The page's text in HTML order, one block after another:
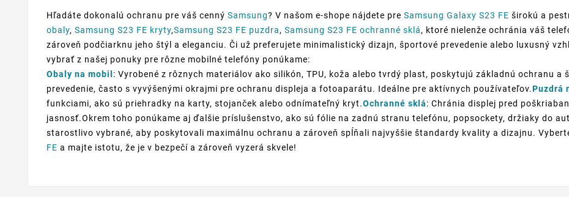
Hľadáte dokonalú ochranu pre váš cenný Samsung? V našom e-shope nájdete pre Samsung Galaxy S23 FE širokú a
obaly, Samsung S23 FE kryty,Samsung S23 FE puzdra, Samsung S23 FE ochranné sklá, ktoré nielenže ochránia váš
zároveň podčiarknu jeho štýl a eleganciu. Či už preferujete minimalistický dizajn, športové prevedenie alebo luxusný
vybrať z našej ponuky pre rôzne mobilné telefóny ponúkame:
Obaly na mobil : Vyrobené z rôznych materiálov ako silikón, TPU, koža alebo tvrdý plast, poskytujú základnú ochranu a
prevedenie, často s vyvýšenými okrajmi pre ochranu displeja a fotoaparátu. Ideálne pre aktívnych používateľov.Puzdrá
funkciami, ako sú priehradky na karty, stojanček alebo odnímateľný kryt.Ochranné sklá: Chránia displej pred
jasnosť.Okrem toho ponúkame aj ďalšie príslušenstvo, ako sú fólie na zadnú stranu telefónu, popsockety, držiaky do
starostlivo vybrané, aby poskytovali maximálnu ochranu a zároveň spĺňali najvyššie štandardy kvality a dizajnu.
FE a majte istotu, že je v bezpečí a zároveň vyzerá skvele!